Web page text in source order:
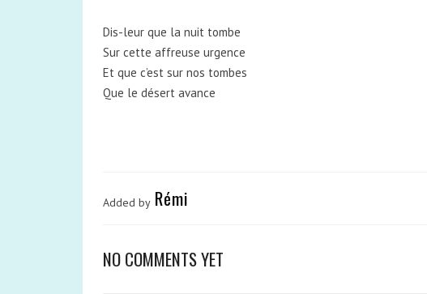
Dis-leur que la nuit tombe
Sur cette affreuse urgence
Et que c’est sur nos tombes
Que le désert avance
Added by Rémi
NO COMMENTS YET